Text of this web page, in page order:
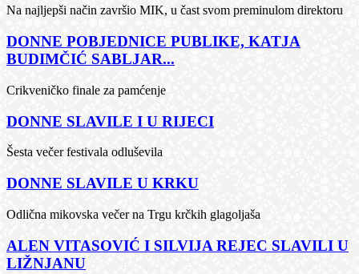
Na najljepši način završio MIK, u čast svom preminulom direktoru
DONNE POBJEDNICE PUBLIKE, KATJA
BUDIMČIĆ SABLJAR...
Crikveničko finale za pamćenje
DONNE SLAVILE I U RIJECI
Šesta večer festivala odluševila
DONNE SLAVILE U KRKU
Odlična mikovska večer na Trgu krčkih glagoljaša
ALEN VITASOVIĆ I SILVIJA REJEC SLAVILI U
LIŽNJANU